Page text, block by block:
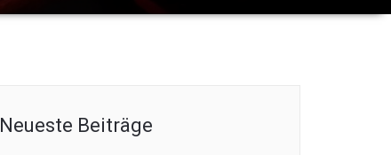
Neueste Beiträge